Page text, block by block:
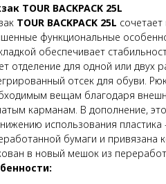
TOUR BACKPACK 25L
TOUR BACKPACK 25L
функциональные
обеспечивает
отделение для одной или двух
отсек для обуви.
вещам благодаря
карманам. В дополнение,
использования пластика
бумаги и
в новый мешок из